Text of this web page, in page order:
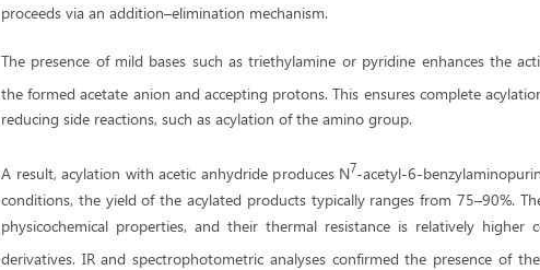
proceeds via an addition–elimination mechanism.
The presence of mild bases such as triethylamine or pyridine enhances the
the formed acetate anion and accepting protons. This ensures complete
reducing side reactions, such as acylation of the amino group.
A result, acylation with acetic anhydride produces N7-acetyl-6-
conditions, the yield of the acylated products typically ranges from 75–90%.
physicochemical properties, and their thermal resistance is relatively
derivatives. IR and spectrophotometric analyses confirmed the presence of